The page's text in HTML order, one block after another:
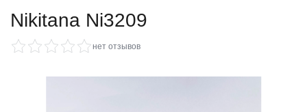
Nikitana Ni3209
нет отзывов